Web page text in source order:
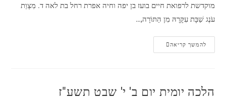
מוקדשת לרפואת חיים בועז בן יפה וחיה אפרת רחל בת לאה ד. מִצְוַת
עֹנֶג שַׁבָּת עִקָּרָהּ מִן הַתּוֹרָה,…
להמשך קריאה
הלכה יומית יום ב' י' שבט תשע"ז